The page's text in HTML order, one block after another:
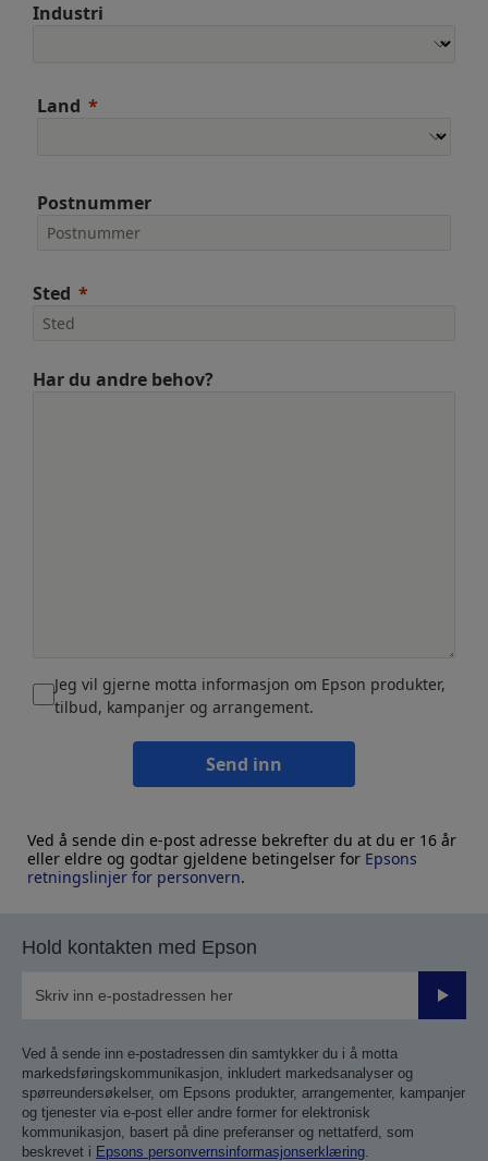
Industri
Land
Postnummer
Sted
Har du andre behov?
Jeg vil gjerne motta informasjon om Epson produkter,
tilbud, kampanjer og arrangement.
Send inn
Ved å sende din e-post adresse bekrefter du at du er 16 år
eller eldre og godtar gjeldene betingelser for Epsons
retningslinjer for personvern.
Hold kontakten med Epson
Send
Ved å sende inn e-postadressen din samtykker du i å motta
markedsføringskommunikasjon, inkludert markedsanalyser og
spørreundersøkelser, om Epsons produkter, arrangementer, kampanjer
og tjenester via e-post eller andre former for elektronisk
kommunikasjon, basert på dine preferanser og nettatferd, som
beskrevet i Epsons personvernsinformasjonserklæring.